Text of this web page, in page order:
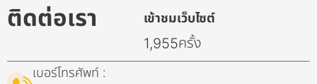
ติดต่อเรา เข้าชมเว็บไซต์
1,955ครั้ง
เบอร์โทรศัพท์ :